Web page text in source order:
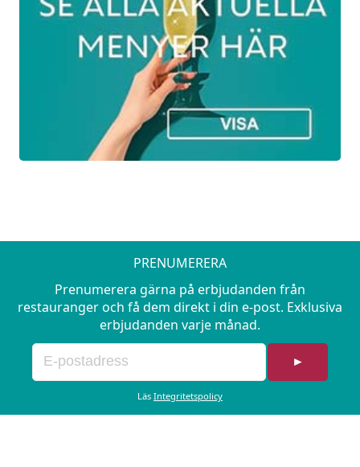
PRENUMERERA
Prenumerera gärna på erbjudanden från
restauranger och få dem direkt i din e-post. Exklusiva
erbjudanden varje månad.
►
Läs Integritetspolicy